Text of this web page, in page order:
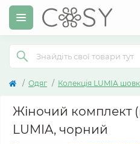
Одяг Колекція LUMIA
Жіночий комплект
LUMIA, чорний